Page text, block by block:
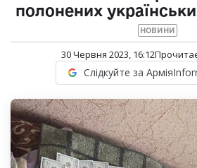
полонених
НОВИНИ
30 Червня 2023, 16:12
Слідкуйте за